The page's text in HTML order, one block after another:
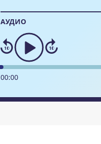
АУДИО
00:00